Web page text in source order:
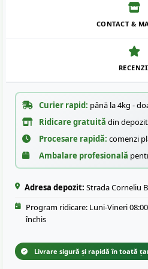
CONTACT &
Curier rapid: până la 4kg -
Ridicare gratuită din
Procesare rapidă: comenzi
Ambalare profesională
Adresa depozit: Strada Corneliu
Program ridicare: Luni-Vineri
închis
Livrare sigură și rapidă în toată